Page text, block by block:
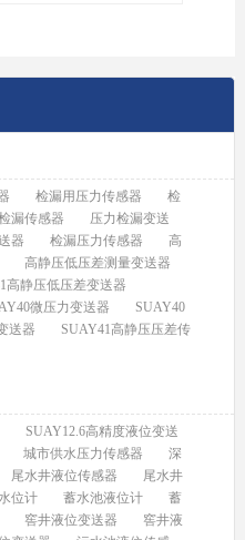
检漏用压力传感器
检
漏传感器
压力检漏变送
器 检漏压力传感器
高
高静压低压差测量变送器
高静压低压差变送器
微压力变送器
SUAY40
送器
SUAY41高静压压差传
SUAY12.6高精度液位变送
城市供水压力传感器
深
尾水井液位传感器
尾水井
位计 蓄水池液位计
蓄
窖井液位变送器
窖井液